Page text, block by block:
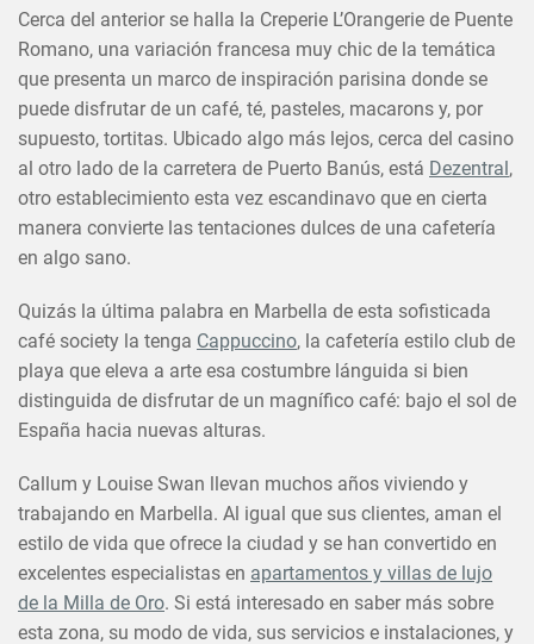
Cerca del anterior se halla la Creperie L’Orangerie de Puente
Romano, una variación francesa muy chic de la temática
que presenta un marco de inspiración parisina donde se
puede disfrutar de un café, té, pasteles, macarons y, por
supuesto, tortitas. Ubicado algo más lejos, cerca del casino
al otro lado de la carretera de Puerto Banús, está Dezentral ,
otro establecimiento esta vez escandinavo que en cierta
manera convierte las tentaciones dulces de una cafetería
en algo sano.
Quizás la última palabra en Marbella de esta sofisticada
café society la tenga Cappuccino, la cafetería estilo club de
playa que eleva a arte esa costumbre lánguida si bien
distinguida de disfrutar de un magnífico café: bajo el sol de
España hacia nuevas alturas.
Callum y Louise Swan llevan muchos años viviendo y
trabajando en Marbella. Al igual que sus clientes, aman el
estilo de vida que ofrece la ciudad y se han convertido en
excelentes especialistas en apartamentos y villas de lujo
de la Milla de Oro. Si está interesado en saber más sobre
esta zona, su modo de vida, sus servicios e instalaciones, y
EN